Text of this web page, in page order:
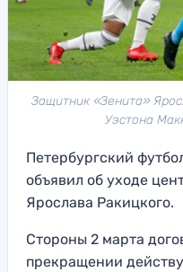
Защитник «Зенита»
Уэстона
Петербургский
объявил об уходе
Ярослава Ракицкого.
Стороны 2 марта
прекращении